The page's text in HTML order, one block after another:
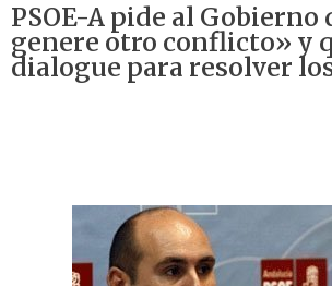
PSOE-A pide al Gobierno
genere otro conflicto» y
dialogue para resolver